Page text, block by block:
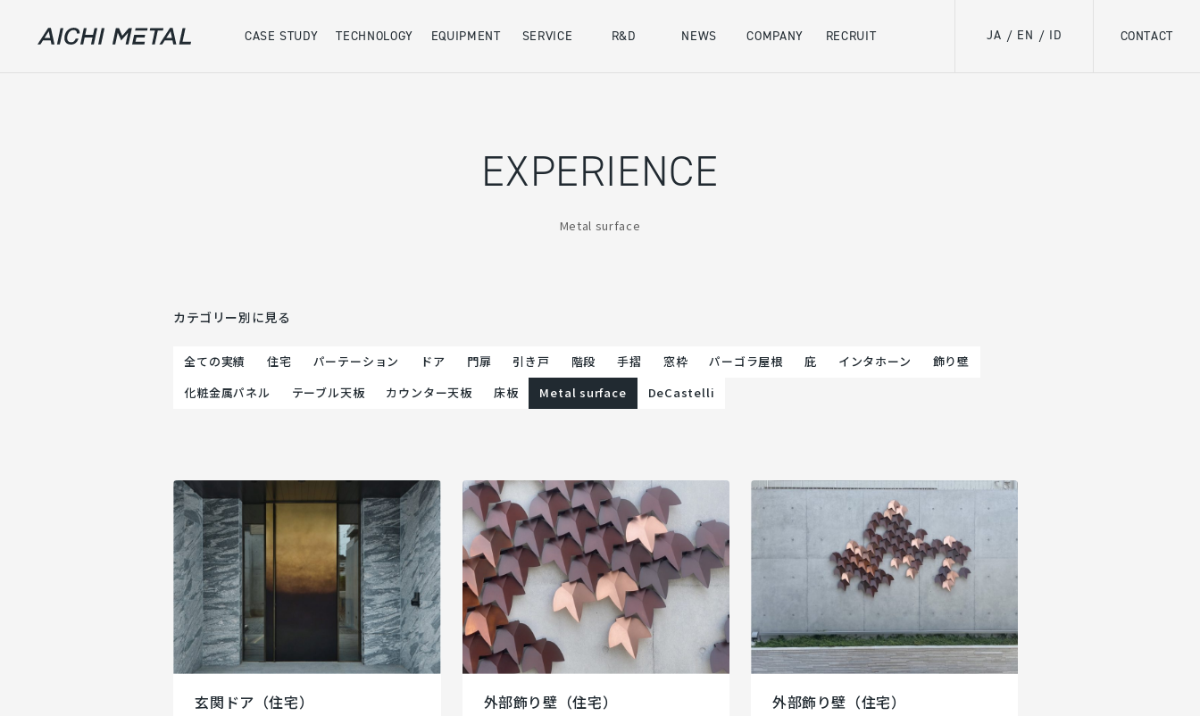
CASE STUDY TECHNOLOGY EQUIPMENT SERVICE R&D NEWS COMPANY RECRUIT JA / EN / ID CONTACT
EXPERIENCE
Metal surface
カテゴリー別に見る
全ての実績 住宅 パーテーション ドア 門扉 引き戸 階段 手摺 窓枠 パーゴラ屋根 庇 インタホーン
飾り壁
化粧金属パネル
テーブル天板 カウンター天板 床板 Metal surface DeCastelli
玄関ドア（住宅） 外部飾り壁（住宅） 外部飾り壁（住宅）